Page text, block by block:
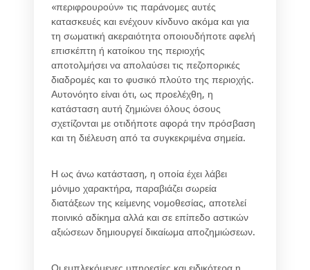
«περιφρουρούν» τις παράνομες αυτές
κατασκευές και ενέχουν κίνδυνο ακόμα και για
τη σωματική ακεραιότητα οποιουδήποτε αφελή
επισκέπτη ή κατοίκου της περιοχής
αποτολμήσει να απολαύσει τις πεζοπορικές
διαδρομές και το φυσικό πλούτο της περιοχής.
Αυτονόητο είναι ότι, ως προελέχθη, η
κατάσταση αυτή ζημιώνει όλους όσους
σχετίζονται με οτιδήποτε αφορά την πρόσβαση
και τη διέλευση από τα συγκεκριμένα σημεία.
Η ως άνω κατάσταση, η οποία έχει λάβει
μόνιμο χαρακτήρα, παραβιάζει σωρεία
διατάξεων της κείμενης νομοθεσίας, αποτελεί
ποινικό αδίκημα αλλά και σε επίπεδο αστικών
αξιώσεων δημιουργεί δικαίωμα αποζημιώσεων.